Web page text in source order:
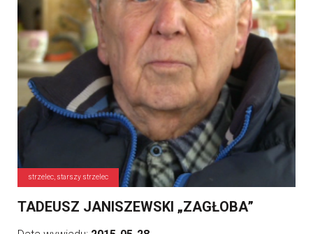
strzelec, starszy strzelec
TADEUSZ JANISZEWSKI „ZAGŁOBA”